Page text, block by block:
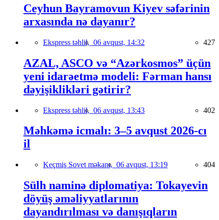
Ceyhun Bayramovun Kiyev səfərinin
arxasında nə dayanır?
Ekspress təhlil, 06 avqust, 14:32 427
AZAL, ASCO və “Azərkosmos” üçün
yeni idarəetmə modeli: Fərman hansı
dəyişiklikləri gətirir?
Ekspress təhlil, 06 avqust, 13:43 402
Məhkəmə icmalı: 3–5 avqust 2026-cı
il
Keçmiş Sovet məkanı, 06 avqust, 13:19 404
Sülh naminə diplomatiya: Tokayevin
döyüş əməliyyatlarının
dayandırılması və danışıqların